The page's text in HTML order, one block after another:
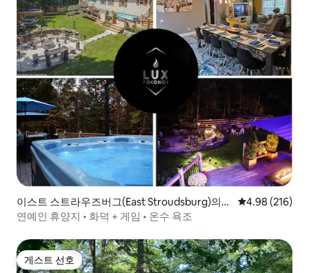
이스트 스트라우즈버그(East Stroudsburg)의
집
평점 4.98점(5
4.98 (216)
연예인 휴양지 • 화덕 + 게임 • 온수 욕조
게스트 선호
게스트 선호